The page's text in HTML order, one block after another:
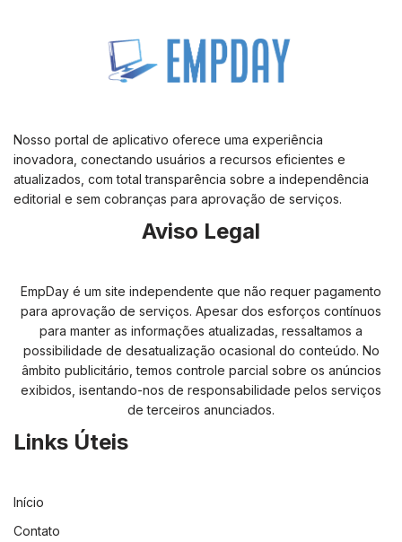
Nosso portal de aplicativo oferece uma experiência
inovadora, conectando usuários a recursos eficientes e
atualizados, com total transparência sobre a independência
editorial e sem cobranças para aprovação de serviços.
Aviso Legal
EmpDay é um site independente que não requer pagamento
para aprovação de serviços. Apesar dos esforços contínuos
para manter as informações atualizadas, ressaltamos a
possibilidade de desatualização ocasional do conteúdo. No
âmbito publicitário, temos controle parcial sobre os anúncios
exibidos, isentando-nos de responsabilidade pelos serviços
de terceiros anunciados.
Links Úteis
Início
Contato